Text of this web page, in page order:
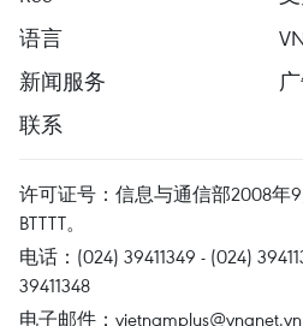
语言
新闻服务
联系
许可证号：信息与通信部2008年9
BTTTT。
电话：(024) 39411349 - (024)
39411348
电子邮件： vietnamplus@vnanet.vn